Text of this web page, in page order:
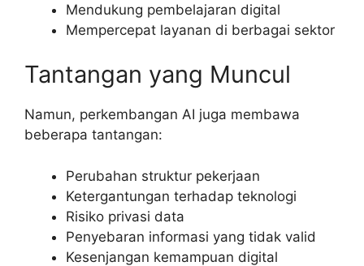
Mendukung pembelajaran digital
Mempercepat layanan di berbagai sektor
Tantangan yang Muncul
Namun, perkembangan AI juga membawa
beberapa tantangan:
Perubahan struktur pekerjaan
Ketergantungan terhadap teknologi
Risiko privasi data
Penyebaran informasi yang tidak valid
Kesenjangan kemampuan digital